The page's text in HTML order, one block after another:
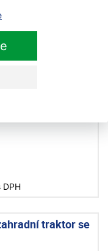
W zahradní
zahradní
DPH
traktor se